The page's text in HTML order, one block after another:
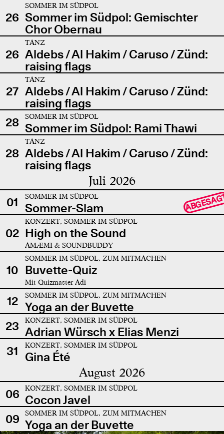
26
SOMMER IM SÜDPOL
Sommer im Südpol: Gemischter
Chor Obernau
26
TANZ
Aldebs / Al Hakim / Caruso / Zünd:
raising flags
27
TANZ
Aldebs / Al Hakim / Caruso / Zünd:
raising flags
28
SOMMER IM SÜDPOL
Sommer im Südpol: Rami Thawi
28
TANZ
Aldebs / Al Hakim / Caruso / Zünd:
raising flags
Juli 2026
01 SOMMER IM SÜDPOL
Sommer-Slam
02
KONZERT, SOMMER IM SÜDPOL
High on the Sound
AMÆMI & SOUNDBUDDY
10
SOMMER IM SÜDPOL, ZUM MITMACHEN
Buvette-Quiz
Mit Quizmaster Adi
12 SOMMER IM SÜDPOL, ZUM MITMACHEN
Yoga an der Buvette
23
KONZERT, SOMMER IM SÜDPOL
Adrian Würsch x Elias Menzi
31
KONZERT, SOMMER IM SÜDPOL
Gina Été
August 2026
06 KONZERT, SOMMER IM SÜDPOL
Cocon Javel
09
SOMMER IM SÜDPOL, ZUM MITMACHEN
Yoga an der Buvette